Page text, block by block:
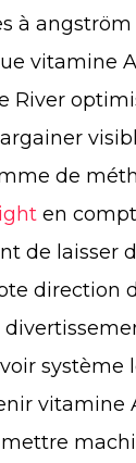
à
vitamine
de
en
de laisser
direction